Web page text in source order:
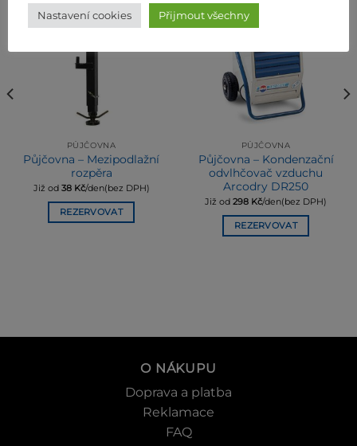
PŮJČOVNA
Půjčovna – Mezipodlažní
rozpěra
Již od 38 Kč/den(bez DPH)
REZERVOVAT
PŮJČOVNA
Půjčovna – Kondenzační
odvlhčovač vzduchu
Arcodry DR250
Již od 298 Kč/den(bez DPH)
REZERVOVAT
O NÁKUPU
Doprava a platba
Reklamace
FAQ
Nastavení cookies Přijmout všechny